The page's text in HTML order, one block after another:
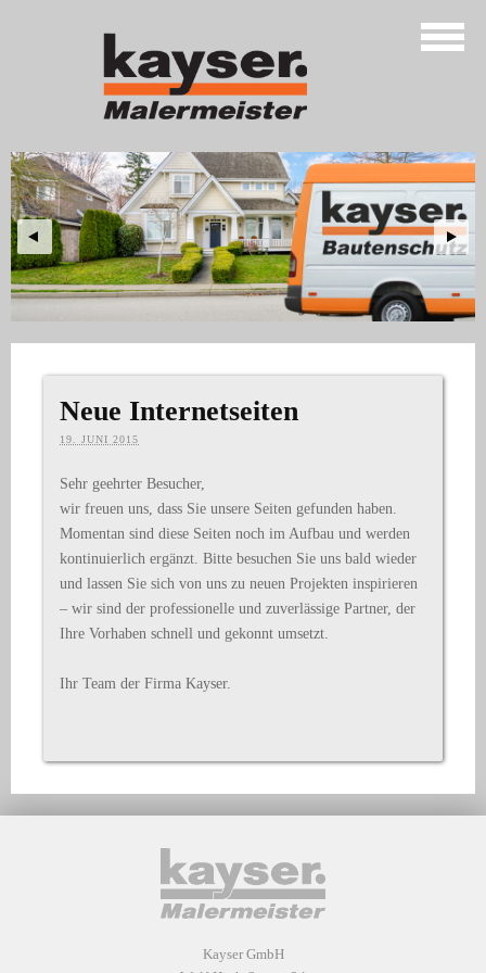
Neue Internetseiten
19. JUNI 2015
Sehr geehrter Besucher,
wir freuen uns, dass Sie unsere Seiten gefunden haben.
Momentan sind diese Seiten noch im Aufbau und werden
kontinuierlich ergänzt. Bitte besuchen Sie uns bald wieder
und lassen Sie sich von uns zu neuen Projekten inspirieren
– wir sind der professionelle und zuverlässige Partner, der
Ihre Vorhaben schnell und gekonnt umsetzt.
Ihr Team der Firma Kayser.
Kayser GmbH